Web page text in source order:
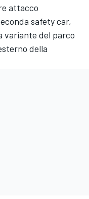
attacco
safety car,
variante del parco
della